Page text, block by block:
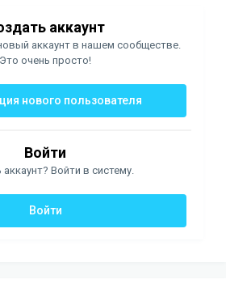
аккаунт
аккаунт в нашем сообществе.
Это очень просто!
нового пользователя
Войти
аккаунт? Войти в систему.
Войти